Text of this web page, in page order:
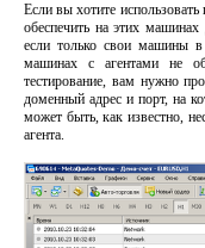
Если вы хотите
обеспечить на этих
если только свои машины
машинах с агентами не
тестирование, вам нужно
доменный адрес и порт, на
может быть, как известно,
агента.